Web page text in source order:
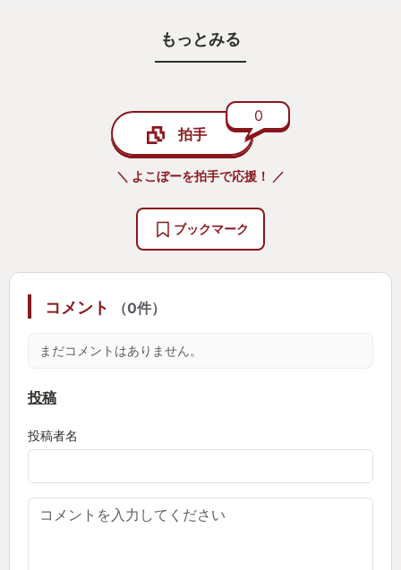
僕はゲームが下手です。
い体験を与えてくれた
褪せ人（あせびと）として狭間の地に立ち、祝福の
光に導かれ進んでいくと、言わずもがな強敵に道を
何度も倒されて心が折れる…
しかしこの作品には寄り道（逃げ道）が豊富に用意
広大かつ緻密に創り込まれたオープンワールドは僕
様々な場所へ行き、様々な敵を倒し、様々な武器を
もっとみる
拍手
0
＼ よこぼーを拍手で応援！ ／
ブックマーク
コメント （0件）
まだコメントはありません。
投稿
投稿者名